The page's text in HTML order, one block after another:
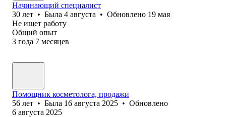
Начинающий специалист
30 лет • Была 4 августа • Обновлено 19 мая
Не ищет работу
Общий опыт
3 года 7 месяцев
Помощник косметолога, продажи
56 лет • Была 16 августа 2025 • Обновлено
6 августа 2025